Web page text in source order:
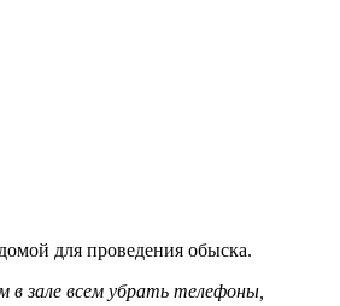
для проведения обыска.
в зале всем убрать телефоны,